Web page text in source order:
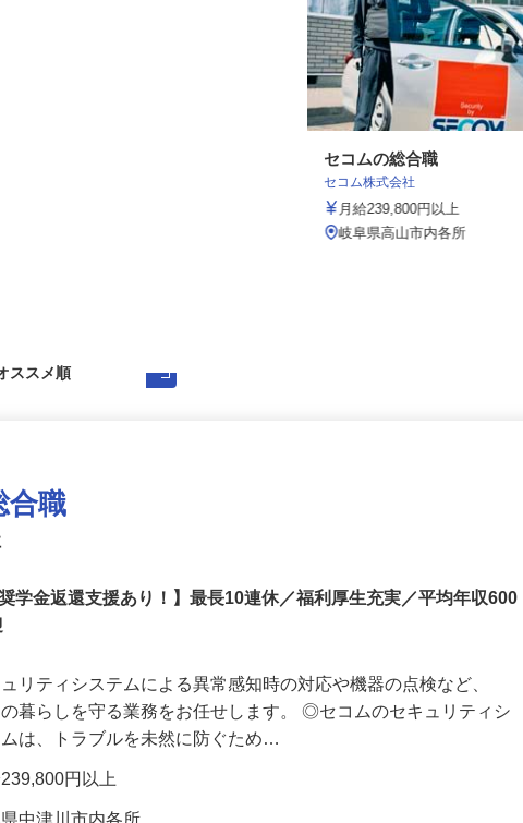
セコムの総合職
セコム株式会社
月給239,800円以上
職
学金返還支援あり！】最長10連休／福利厚生充実／平均年収600
ュリティシステムによる異常感知時の対応や機器の点検など、
の暮らしを守る業務をお任せします。 ◎セコムのセキュリティシ
ムは、トラブルを未然に防ぐため…
239,800円以上